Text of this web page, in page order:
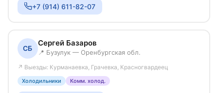
+7 (914) 611-82-07
СБ
Сергей Базаров
📍 Бузулук — Оренбургская обл.
↗ Выезды: Курманаевка, Грачевка, Красногвардеец
Холодильники Комм. холод.